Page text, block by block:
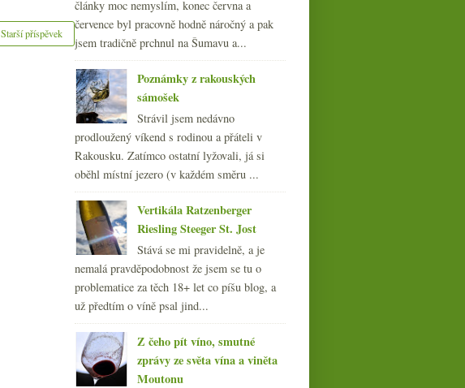
Starší příspěvek
články moc nemyslím, konec června a
července byl pracovně hodně náročný a pak
jsem tradičně prchnul na Šumavu a...
Poznámky z rakouských
sámošek
Strávil jsem nedávno
prodloužený víkend s rodinou a přáteli v
Rakousku. Zatímco ostatní lyžovali, já si
oběhl místní jezero (v každém směru ...
Vertikála Ratzenberger
Riesling Steeger St. Jost
Stává se mi pravidelně, a je
nemalá pravděpodobnost že jsem se tu o
problematice za těch 18+ let co píšu blog, a
už předtím o víně psal jind...
Z čeho pít víno, smutné
zprávy ze světa vína a viněta
Moutonu